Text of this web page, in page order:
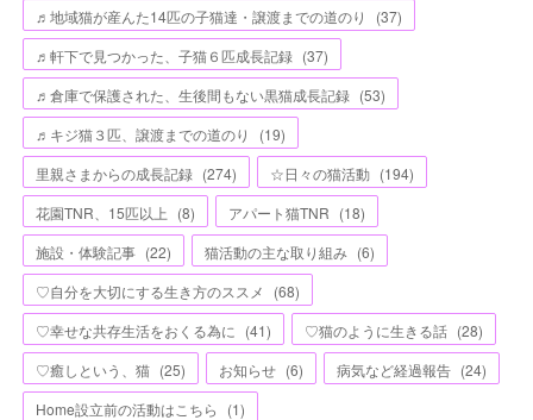
♬地域猫が産んた14匹の子猫達・譲渡までの道のり
(37)
♬軒下で見つかった、子猫６匹成長記録 (37)
♬倉庫で保護された、生後間もない黒猫成長記録 (53)
♬キジ猫３匹、譲渡までの道のり
(19)
里親さまからの成長記録 (274) ☆日々の猫活動 (194)
花園TNR、15匹以上 (8) アパート猫TNR (18)
施設・体験記事 (22) 猫活動の主な取り組み (6)
♡自分を大切にする生き方のススメ
(68)
♡幸せな共存生活をおくる為に (41) ♡猫のように生きる話 (28)
♡癒しという、猫 (25) お知らせ (6) 病気など経過報告 (24)
Home設立前の活動はこちら
(1)